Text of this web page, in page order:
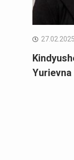
27.02.2025
Yurievna